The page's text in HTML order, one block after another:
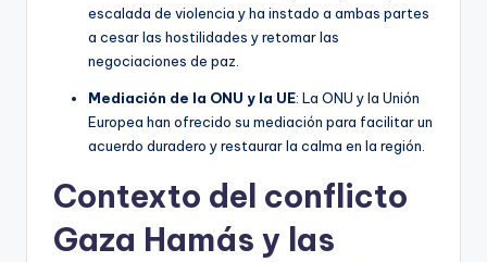
escalada de violencia y ha instado a ambas partes
a cesar las hostilidades y retomar las
negociaciones de paz.
Mediación de la ONU y la UE: La ONU y la Unión
Europea han ofrecido su mediación para facilitar un
acuerdo duradero y restaurar la calma en la región.
Contexto del conflicto
Gaza Hamás y las